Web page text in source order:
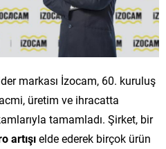
markası İzocam, 60. kuruluş
üretim ve ihracatta
tamamladı. Şirket, bir
artışıelde ederek birçok ürün